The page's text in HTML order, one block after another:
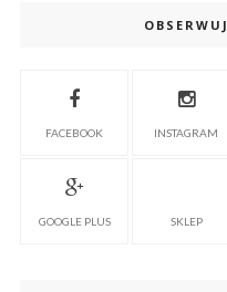
OBSERWUJ
FACEBOOK INSTAGRAM
GOOGLE PLUS SKLEP